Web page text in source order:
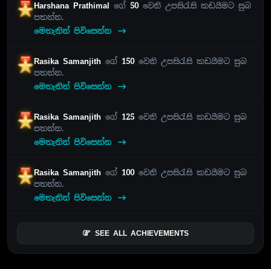
Harshana Prathimal ගේ 50වෙනි උපසිරැසි කඩයීමට සුබ
පතන්න.
මෙතැනින් පිවිසෙන්න
Rasika Samanjithගේ 150වෙනි උපසිරැසි කඩයීමට සුබ
පතන්න.
මෙතැනින් පිවිසෙන්න
Rasika Samanjithගේ 125 වෙනි උපසිරැසි කඩයීමට සුබ
පතන්න.
මෙතැනින් පිවිසෙන්න
Rasika Samanjithගේ 100වෙනි උපසිරැසි කඩයීමට සුබ
පතන්න.
මෙතැනින් පිවිසෙන්න
SEE ALL ACHIEVEMENTS